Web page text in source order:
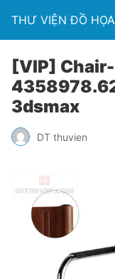
THƯ VIỆN ĐỒ HỌA
[VIP] Chair-
3dsmax
DT thuvien